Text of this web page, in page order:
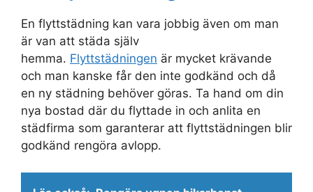
En flyttstädning kan vara jobbig även om man
är van att städa själv
hemma. Flyttstädningen är mycket krävande
och man kanske får den inte godkänd och då
en ny städning behöver göras. Ta hand om din
nya bostad där du flyttade in och anlita en
städfirma som garanterar att flyttstädningen blir
godkänd rengöra avlopp.